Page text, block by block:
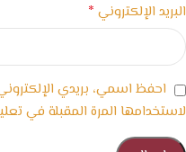
البريد الإلكتروني *
احفظ اسمي، بريدي
لاستخدامها المرة المقبلة في